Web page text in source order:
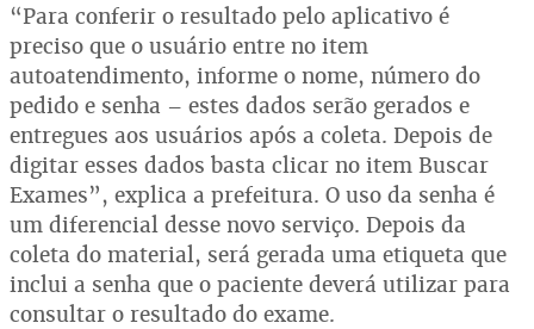
“Para conferir o resultado pelo aplicativo é
preciso que o usuário entre no item
autoatendimento, informe o nome, número do
pedido e senha – estes dados serão gerados e
entregues aos usuários após a coleta. Depois de
digitar esses dados basta clicar no item Buscar
Exames”, explica a prefeitura. O uso da senha é
um diferencial desse novo serviço. Depois da
coleta do material, será gerada uma etiqueta que
inclui a senha que o paciente deverá utilizar para
consultar o resultado do exame.